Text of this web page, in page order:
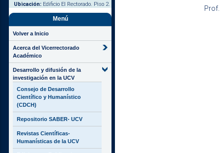
Ubicación: Edificio El Rectorado. Piso 2.
Menú
Volver a Inicio
Acerca del Vicerrectorado
Académico
Desarrollo y difusión de la
investigación en la UCV
Consejo de Desarrollo
Científico y Humanístico
(CDCH)
Repositorio SABER- UCV
Revistas Científicas-
Humanísticas de la UCV
Prof.